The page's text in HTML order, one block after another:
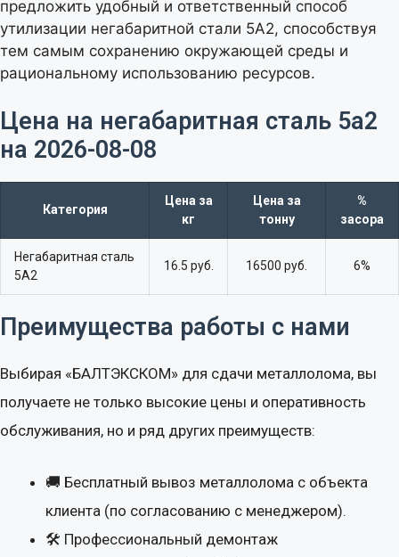
предложить удобный и ответственный способ
утилизации негабаритной стали 5А2, способствуя
тем самым сохранению окружающей среды и
рациональному использованию ресурсов.
Цена на негабаритная сталь 5а2
на 2026-08-08​
Категория
Цена за
кг
Цена за
тонну
%
засора
Негабаритная сталь
5А2
16.5 руб. 16500 руб. 6%
Преимущества работы с нами
Выбирая «БАЛТЭКСКОМ» для сдачи металлолома, вы
получаете не только высокие цены и оперативность
обслуживания, но и ряд других преимуществ:
🚚 Бесплатный вывоз металлолома с объекта
клиента (по согласованию с менеджером).
🛠 Профессиональный демонтаж